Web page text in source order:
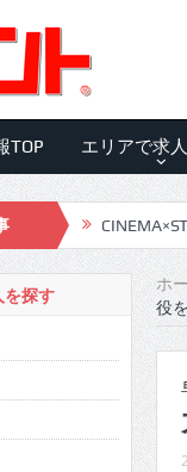
TOP エリアで求
ホ
役を
を探す